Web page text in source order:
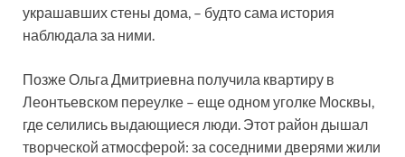
украшавших стены дома, – будто сама история
наблюдала за ними.
Позже Ольга Дмитриевна получила квартиру в
Леонтьевском переулке – еще одном уголке Москвы,
где селились выдающиеся люди. Этот район дышал
творческой атмосферой: за соседними дверями жили